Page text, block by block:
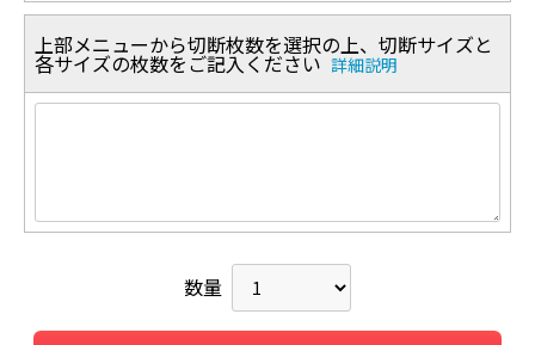
上部メニューから切断枚数を選択の上、切断サイズと
各サイズの枚数をご記入ください 詳細説明
数量